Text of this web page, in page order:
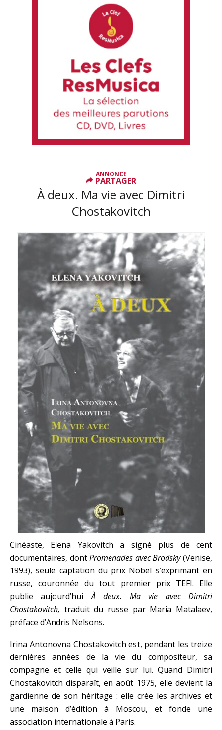
ANNONCE
À deux. Ma vie avec Dimitri
Chostakovitch
Cinéaste, Elena Yakovitch a signé plus de cent
documentaires, dontPromenades avec Brodsky(Venise,
1993), seule captation du prix Nobel s’exprimant en
russe, couronnée du tout premier prix TEFI. Elle
publie aujourd’huiÀ deux. Ma vie avec Dimitri
Chostakovitch, traduit du russe par Maria Matalaev,
préface d’Andris Nelsons.
Irina Antonovna Chostakovitch est, pendant les treize
dernières années de la vie du compositeur, sa
compagne et celle qui veille sur lui. Quand Dimitri
Chostakovitch disparaît, en août 1975, elle devient la
gardienne de son héritage : elle crée les archives et
une maison d’édition à Moscou, et fonde une
association internationale à Paris.
PARTAGER